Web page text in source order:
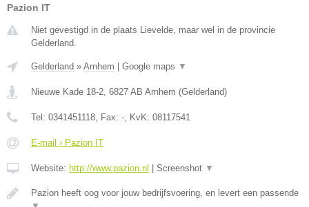
Pazion IT
Niet gevestigd in de plaats Lievelde, maar wel in de provincie
Gelderland.
Gelderland » Arnhem Google maps ▼
Nieuwe Kade 18-2 6827 AB Arnhem (Gelderland)
Tel: 0341451118 , Fax: - , KvK: 08117541
E-mail › Pazion IT
Website: http://www.pazion.nl Screenshot ▼
Pazion heeft oog voor jouw bedrijfsvoering, en levert een passende